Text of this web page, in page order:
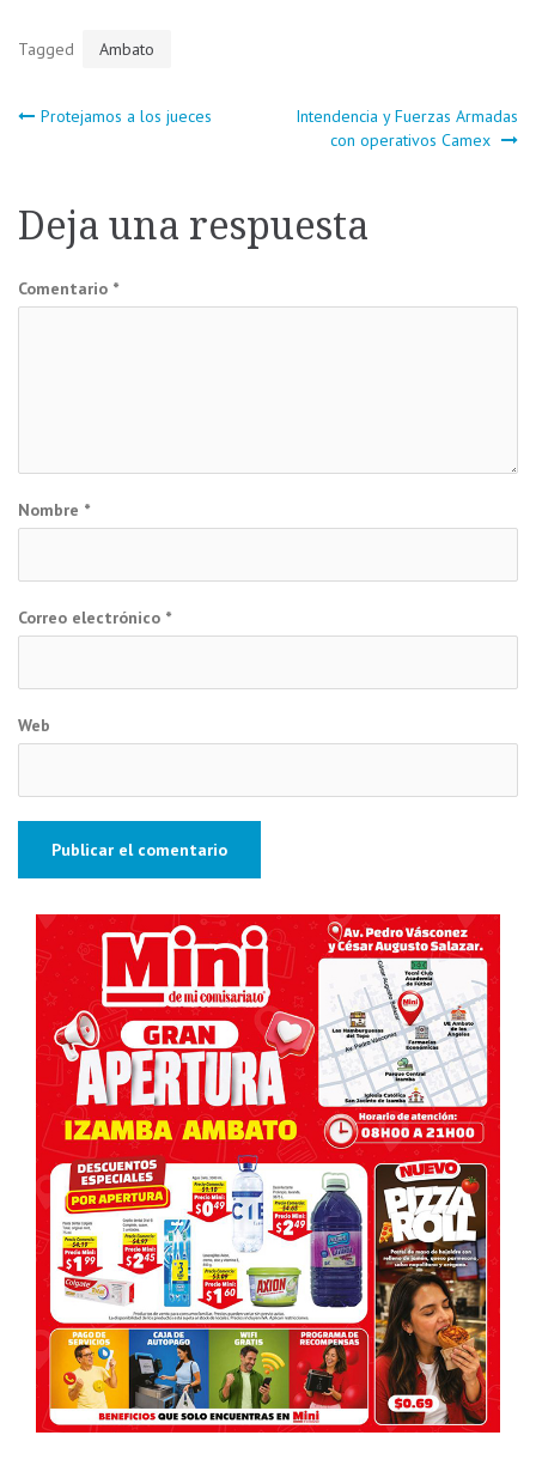
Tagged Ambato
Navegación
entradas
Protejamos a los jueces
Intendencia y Fuerzas Armadas
con operativos Camex
Deja una respuesta
Comentario *
Nombre *
Correo electrónico *
Web